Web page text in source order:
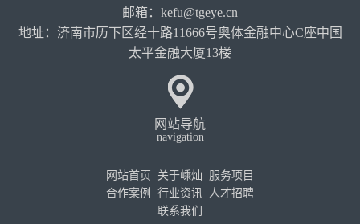
邮箱：kefu@tgeye.cn
地址：济南市历下区经十路11666号奥体金融中心C座中国
太平金融大厦13楼
网站导航
navigation
网站首页 关于嵊灿
服务项目
合作案例
行业资讯
人才招聘
联系我们